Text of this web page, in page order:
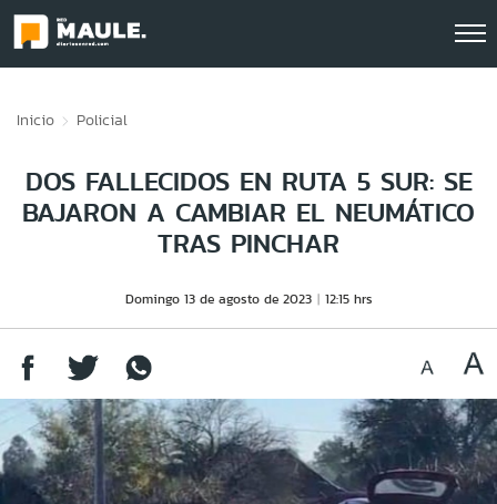
Inicio Policial
DOS FALLECIDOS EN RUTA 5 SUR: SE
BAJARON A CAMBIAR EL NEUMÁTICO
TRAS PINCHAR
Domingo 13 de agosto de 2023 12:15 hrs